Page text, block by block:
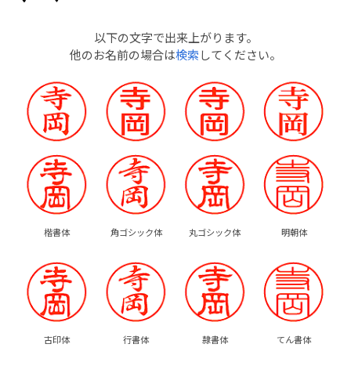
以下の文字で出来上がります。
他のお名前の場合は検索してください。
楷書体 角ゴシック体 丸ゴシック体 明朝体
古印体 行書体 隷書体 てん書体